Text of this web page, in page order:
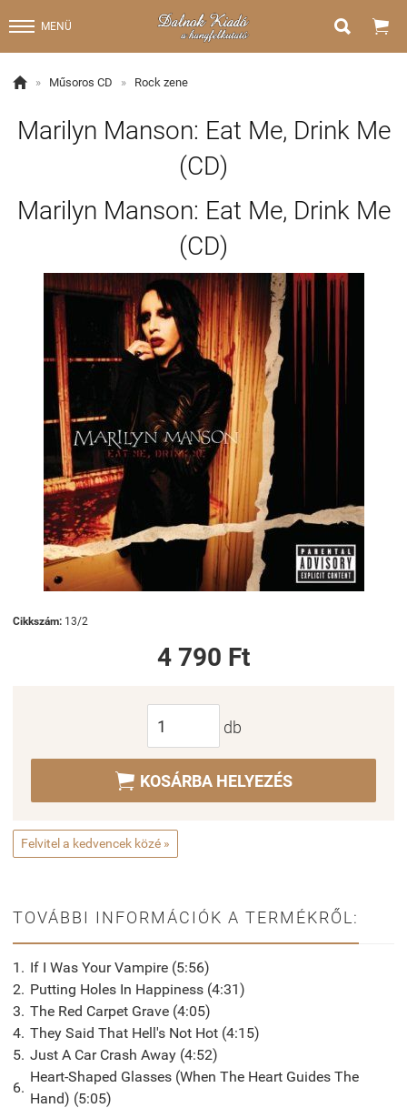
MENÜ  
 » Műsoros CD » Rock zene
Marilyn Manson: Eat Me, Drink Me
(CD)
Marilyn Manson: Eat Me, Drink Me
(CD)
Cikkszám: 13/2
4 790 Ft
db
 KOSÁRBA HELYEZÉS
Felvitel a kedvencek közé »
TOVÁBBI INFORMÁCIÓK A TERMÉKRŐL:
1. If I Was Your Vampire (5:56)
2. Putting Holes In Happiness (4:31)
3. The Red Carpet Grave (4:05)
4. They Said That Hell's Not Hot (4:15)
5. Just A Car Crash Away (4:52)
6.
Heart-Shaped Glasses (When The Heart Guides The
Hand) (5:05)